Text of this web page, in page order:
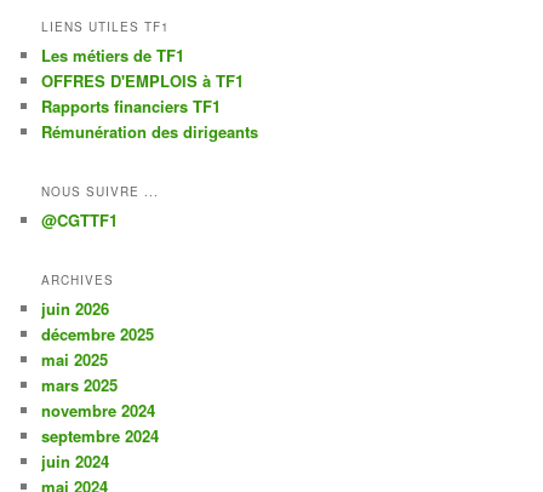
LIENS UTILES TF1
Les métiers de TF1
OFFRES D'EMPLOIS à TF1
Rapports financiers TF1
Rémunération des dirigeants
NOUS SUIVRE ...
@CGTTF1
ARCHIVES
juin 2026
décembre 2025
mai 2025
mars 2025
novembre 2024
septembre 2024
juin 2024
mai 2024